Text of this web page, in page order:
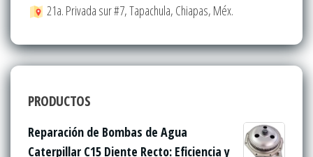
21a. Privada sur #7, Tapachula, Chiapas, Méx.
PRODUCTOS
Reparación de Bombas de Agua
Caterpillar C15 Diente Recto: Eficiencia y